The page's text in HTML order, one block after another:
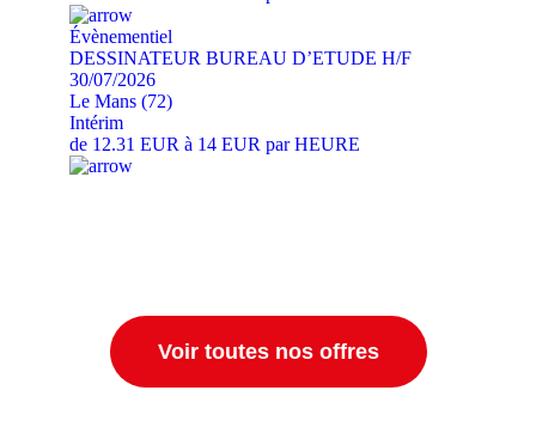
Évènementiel
DESSINATEUR BUREAU D’ETUDE H/F
30/07/2026
Le Mans (72)
Intérim
de 12.31 EUR à 14 EUR par HEURE
Voir toutes nos offres